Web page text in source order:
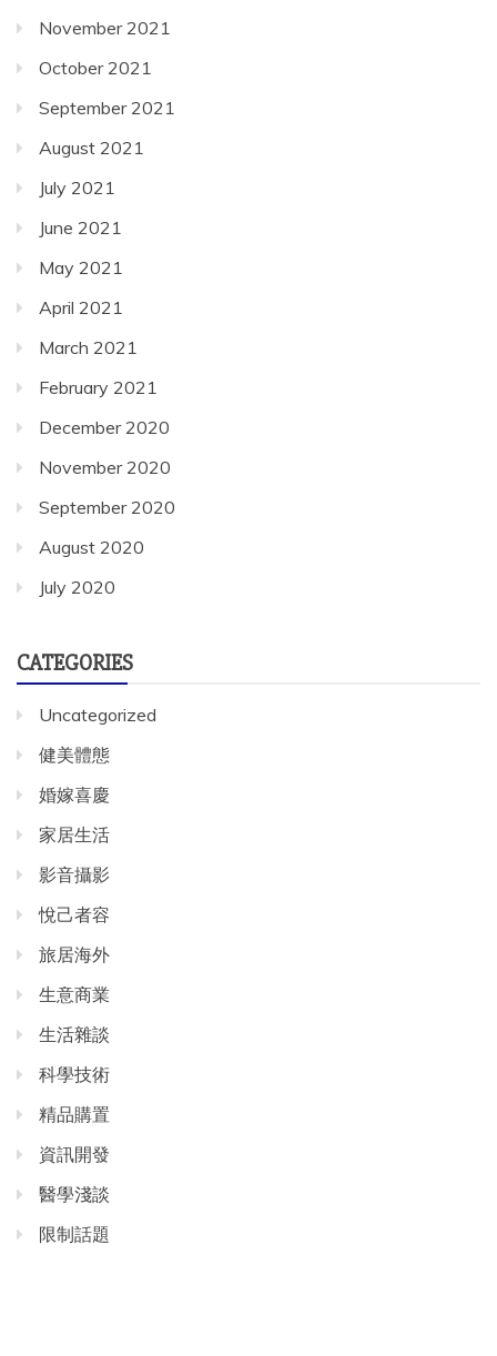
November 2021
October 2021
September 2021
August 2021
July 2021
June 2021
May 2021
April 2021
March 2021
February 2021
December 2020
November 2020
September 2020
August 2020
July 2020
CATEGORIES
Uncategorized
健美體態
婚嫁喜慶
家居生活
影音攝影
悅己者容
旅居海外
生意商業
生活雜談
科學技術
精品購置
資訊開發
醫學淺談
限制話題